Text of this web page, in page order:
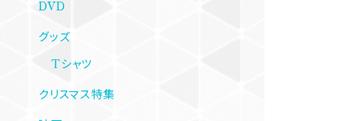
DVD
グッズ
Tシャツ
クリスマス特集